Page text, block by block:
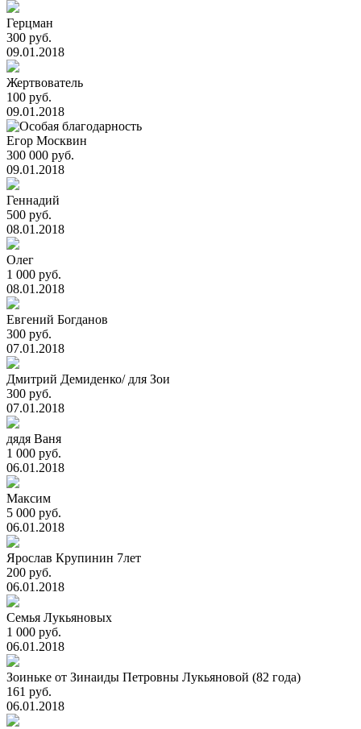
Герцман
300 руб.
09.01.2018
Жертвователь
100 руб.
09.01.2018
Егор Москвин
300 000 руб.
09.01.2018
Геннадий
500 руб.
08.01.2018
Олег
1 000 руб.
08.01.2018
Евгений Богданов
300 руб.
07.01.2018
Дмитрий Демиденко/ для Зои
300 руб.
07.01.2018
дядя Ваня
1 000 руб.
06.01.2018
Максим
5 000 руб.
06.01.2018
Ярослав Крупинин 7лет
200 руб.
06.01.2018
Семья Лукьяновых
1 000 руб.
06.01.2018
Зоиньке от Зинаиды Петровны Лукьяновой (82 года)
161 руб.
06.01.2018